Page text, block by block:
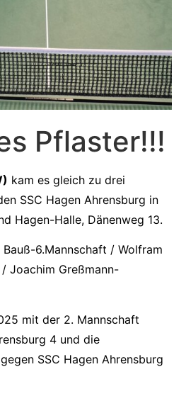
Pflaster!!!
kam es gleich zu drei
SSC Hagen Ahrensburg in
Hagen-Halle, Dänenweg 13.
6.Mannschaft / Wolfram
Joachim Greßmann-
mit der 2. Mannschaft
4 und die
SSC Hagen Ahrensburg